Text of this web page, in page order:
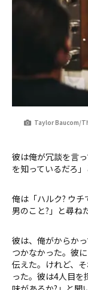
Taylor Baucom/
彼は俺が冗談を言
を知っているだろ」
俺は「ハルク? ウ
男のこと?」と尋ね
彼は、俺がからか
つかなかった。彼
伝えた。けれど、
った。彼は4人目を